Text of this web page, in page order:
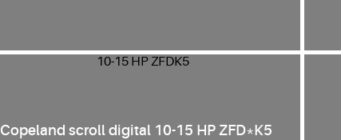
Copeland scroll digital 10-15 HP ZFD*K5